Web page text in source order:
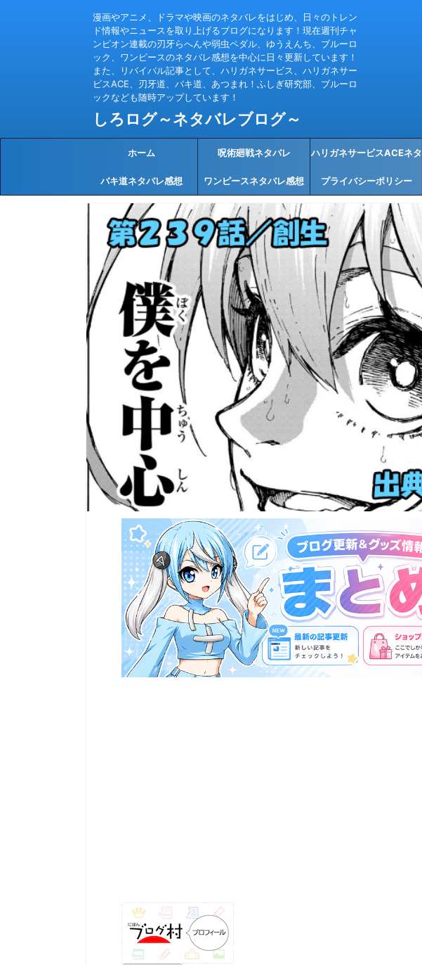
漫画やアニメ、ドラマや映画のネタバレをはじめ、日々のトレン
ド情報やニュースを取り上げるブログになります！現在週刊チャ
ンピオン連載の刃牙らへんや弱虫ペダル、ゆうえんち、ブルーロ
ック、ワンピースのネタバレ感想を中心に日々更新しています！
また、リバイバル記事として、ハリガネサービス、ハリガネサー
ビスACE、刃牙道、バキ道、あつまれ！ふしぎ研究部、ブルーロ
ックなども随時アップしています！
しろログ～ネタバレブログ～
ホーム 呪術廻戦ネタバレ ハリガネサービスACEネタ
バレ感想
バキ道ネタバレ感想 ワンピースネタバレ感想 プライバシーポリシー